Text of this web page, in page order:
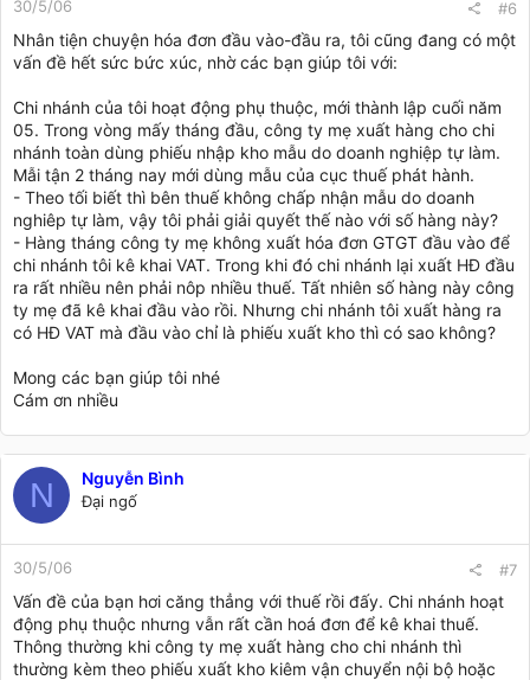
30/5/06 #6
Nhân tiện chuyện hóa đơn đầu vào-đầu ra, tôi cũng đang có một
vấn đề hết sức bức xúc, nhờ các bạn giúp tôi với:
Chi nhánh của tôi hoạt động phụ thuộc, mới thành lập cuối năm
05. Trong vòng mấy tháng đầu, công ty mẹ xuất hàng cho chi
nhánh toàn dùng phiếu nhập kho mẫu do doanh nghiệp tự làm.
Mẫi tận 2 tháng nay mới dùng mẫu của cục thuế phát hành.
- Theo tối biết thì bên thuế không chấp nhận mẫu do doanh
nghiêp tự làm, vậy tôi phải giải quyết thế nào với số hàng này?
- Hàng tháng công ty mẹ không xuất hóa đơn GTGT đầu vào để
chi nhánh tôi kê khai VAT. Trong khi đó chi nhánh lại xuất HĐ đầu
ra rất nhiều nên phải nôp nhiều thuế. Tất nhiên số hàng này công
ty mẹ đã kê khai đầu vào rồi. Nhưng chi nhánh tôi xuất hàng ra
có HĐ VAT mà đầu vào chỉ là phiếu xuất kho thì có sao không?
Mong các bạn giúp tôi nhé
Cám ơn nhiều
N Nguyễn Bình
Đại ngố
30/5/06 #7
Vấn đề của bạn hơi căng thẳng với thuế rồi đấy. Chi nhánh hoạt
động phụ thuộc nhưng vẫn rất cần hoá đơn để kê khai thuế.
Thông thường khi công ty mẹ xuất hàng cho chi nhánh thì
thường kèm theo phiếu xuất kho kiêm vận chuyển nội bộ hoặc